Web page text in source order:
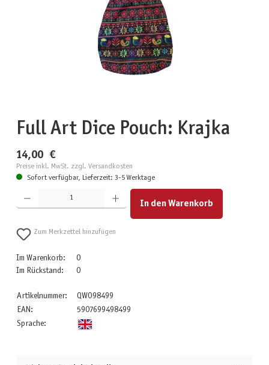
Full Art Dice Pouch: Krajka
14,00 €
Preise inkl. MwSt. zzgl. Versandkosten
Sofort verfügbar, Lieferzeit: 3-5 Werktage
Produkt Anzahl: Gib den gewünschten Wert ein oder benutze die Schaltflächen um die Anzahl zu
In den Warenkorb
Zum Merkzettel hinzufügen
Im Warenkorb:
0
Im Rückstand:
0
Artikelnummer:
QWO98499
EAN:
5907699498499
Sprache: